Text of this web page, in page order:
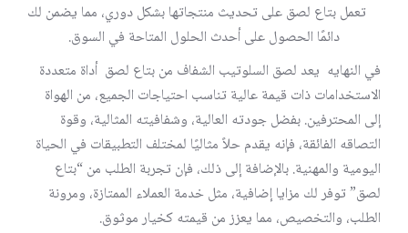
تعمل بتاع لصق على تحديث منتجاتها بشكل دوري، مما يضمن لك
دائمًا الحصول على أحدث الحلول المتاحة في السوق.
في النهايه يعد لصق السلوتيب الشفاف من بتاع لصق أداة متعددة
الاستخدامات ذات قيمة عالية تناسب احتياجات الجميع، من الهواة
إلى المحترفين. بفضل جودته العالية، وشفافيته المثالية، وقوة
التصاقه الفائقة، فإنه يقدم حلاً مثاليًا لمختلف التطبيقات في الحياة
اليومية والمهنية. بالإضافة إلى ذلك، فإن تجربة الطلب من “بتاع
لصق” توفر لك مزايا إضافية، مثل خدمة العملاء الممتازة، ومرونة
الطلب، والتخصيص، مما يعزز من قيمته كخيار موثوق.